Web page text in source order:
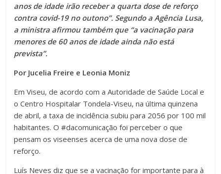
anos de idade irão receber a quarta dose de reforço
contra covid-19 no outono”. Segundo a Agência Lusa,
a ministra afirmou também que “a vacinação para
menores de 60 anos de idade ainda não está
prevista”.
Por Jucelia Freire e Leonia Moniz
Em Viseu, de acordo com a Autoridade de Saúde Local e
o Centro Hospitalar Tondela-Viseu, na última quinzena
de abril, a taxa de incidência subiu para 2056 por 100 mil
habitantes. O #dacomunicação foi perceber o que
pensam os viseenses acerca de uma nova dose de
reforço.
Luís Neves diz que se a vacinação for importante para à